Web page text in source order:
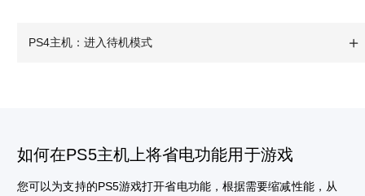
PS4主机：进入待机模式
如何在PS5主机上将省电功能用于游戏
您可以为支持的PS5游戏打开省电功能，根据需要缩减性能，从